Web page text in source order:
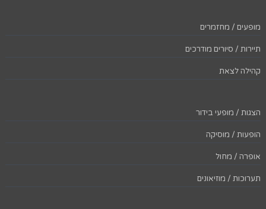
מופעים / מחזמרים
תיירות / סיורים מודרכים
קהילה לצאת
הצגות / מופעי בידור
הופעות / מוסיקה
אופרה / מחול
תערוכות / מוזיאונים